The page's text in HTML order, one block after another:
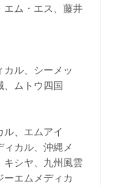
エム・エス、藤井
カル、シーメッ
、ムトウ四国
ル、エムアイ
カル、沖縄メ
キシヤ、九州風雲
ーエムメディカ